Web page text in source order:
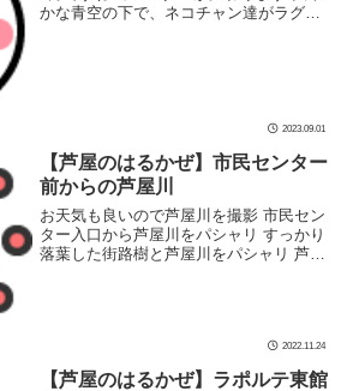
かな青空の下で、ネコチャン達がラグビ
2023.09.01
【芦屋のはるかぜ】市民センター
前からの芦屋川
お天気も良いので芦屋川を撮影 市民セン
ター入口から芦屋川をパシャリ すっかり
落葉した街路樹と芦屋川をパシャリ 芦屋
2022.11.24
【芦屋のはるかぜ】ラポルテ東館